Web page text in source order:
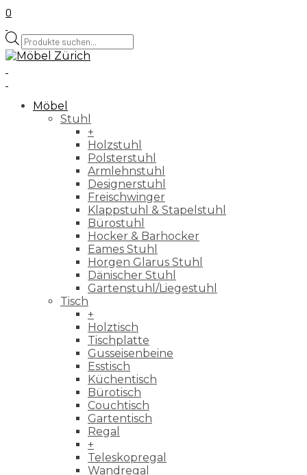
0
Products
search
Möbel
Stuhl
+
Holzstuhl
Polsterstuhl
Armlehnstuhl
Designerstuhl
Freischwinger
Klappstuhl & Stapelstuhl
Bürostuhl
Hocker & Barhocker
Eames Stuhl
Horgen Glarus Stuhl
Dänischer Stuhl
Gartenstuhl/Liegestuhl
Tisch
+
Holztisch
Tischplatte
Gusseisenbeine
Esstisch
Küchentisch
Bürotisch
Couchtisch
Gartentisch
Regal
+
Teleskopregal
Wandregal